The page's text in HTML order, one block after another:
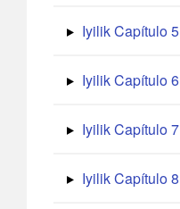
Iyilik Capítulo 5
Iyilik Capítulo 6
Iyilik Capítulo 7
Iyilik Capítulo 8